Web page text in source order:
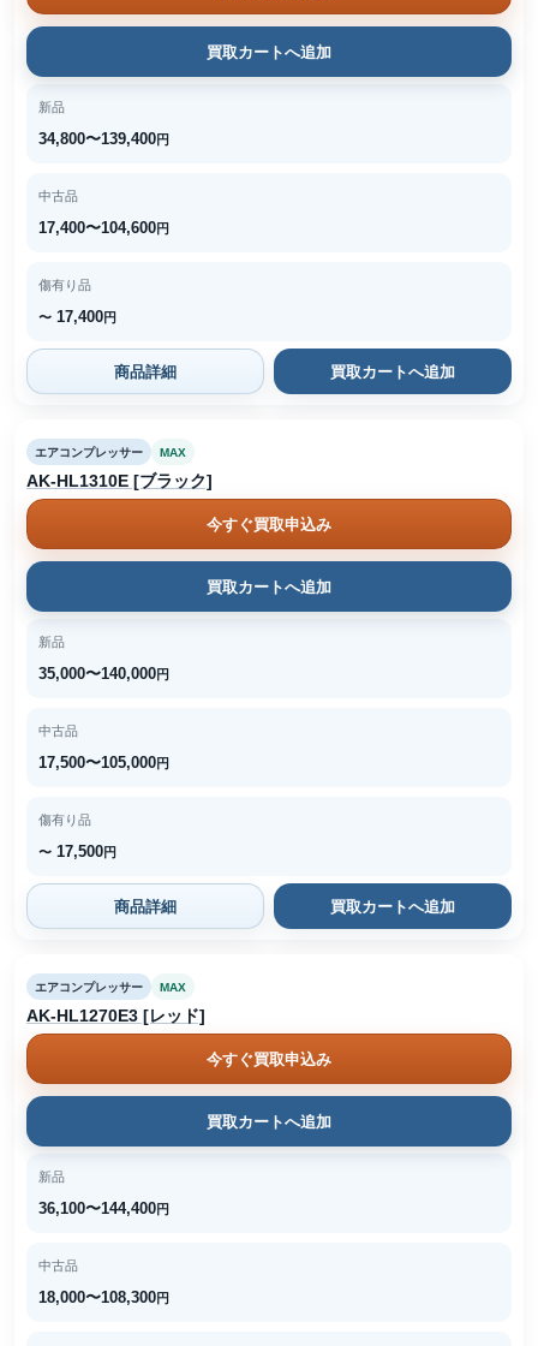
買取カートへ追加
新品
34,800〜139,400円
中古品
17,400〜104,600円
傷有り品
〜 17,400円
商品詳細 買取カートへ追加
エアコンプレッサー MAX
AK-HL1310E [ブラック]
今すぐ買取申込み
買取カートへ追加
新品
35,000〜140,000円
中古品
17,500〜105,000円
傷有り品
〜 17,500円
商品詳細 買取カートへ追加
エアコンプレッサー MAX
AK-HL1270E3 [レッド]
今すぐ買取申込み
買取カートへ追加
新品
36,100〜144,400円
中古品
18,000〜108,300円